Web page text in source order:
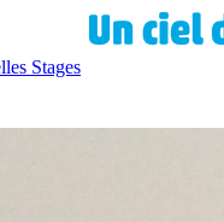
Stages